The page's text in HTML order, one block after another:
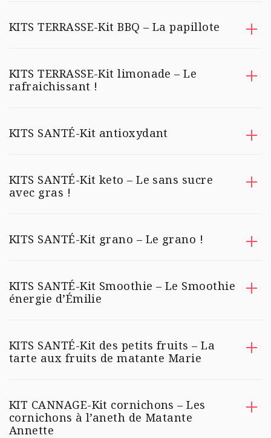
KITS TERRASSE-Kit BBQ – La papillote
KITS TERRASSE-Kit limonade – Le
rafraichissant !
KITS SANTÉ-Kit antioxydant
KITS SANTÉ-Kit keto – Le sans sucre
avec gras !
KITS SANTÉ-Kit grano – Le grano !
KITS SANTÉ-Kit Smoothie – Le Smoothie
énergie d’Émilie
KITS SANTÉ-Kit des petits fruits – La
tarte aux fruits de matante Marie
KIT CANNAGE-Kit cornichons – Les
cornichons à l’aneth de Matante
Annette